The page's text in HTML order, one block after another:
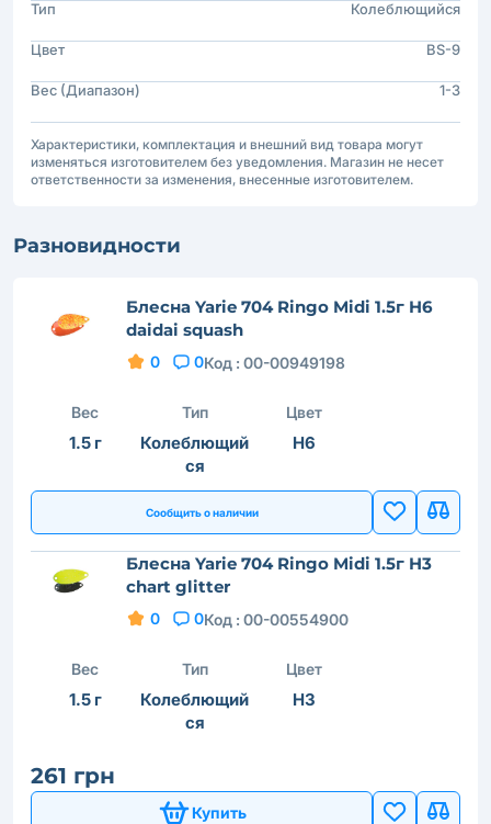
Тип Колеблющийся
Цвет BS-9
Вес (Диапазон) 1-3
Характеристики, комплектация и внешний вид товара могут
изменяться изготовителем без уведомления. Магазин не несет
ответственности за изменения, внесенные изготовителем.
Разновидности
Блесна Yarie 704 Ringo Midi 1.5г H6
daidai squash
0 0Код : 00-00949198
Вес
1.5 г
Тип
Колеблющий
ся
Цвет
H6
Сообщить о наличии
Блесна Yarie 704 Ringo Midi 1.5г H3
chart glitter
0 0Код : 00-00554900
Вес
1.5 г
Тип
Колеблющий
ся
Цвет
H3
261 грн
Купить